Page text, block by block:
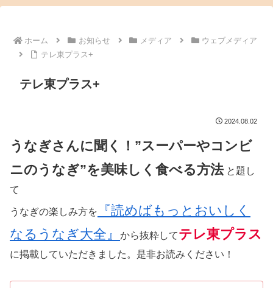
ホーム お知らせ メディア
ウェブメディア
テレ東プラス+
テレ東プラス+
2024.08.02
うなぎさんに聞く！”スーパーやコンビ
ニのうなぎ”を美味しく食べる方法と題し
て
うなぎの楽しみ方を
『読めばもっとおいしく
なるうなぎ大全』
から抜粋してテレ東プラス
に掲載していただきました。是非お読みください！